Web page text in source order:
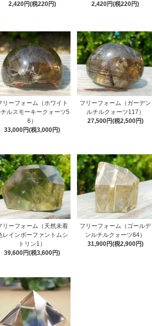
2,420円(税220円)
2,420円(税220円)
リーフォーム（ホワイト
ルスモーキークォーツ5
6）
33,000円(税3,000円)
フリーフォーム（ガーデン
ルチルクォーツ117）
27,500円(税2,500円)
リーフォーム（天然未着
レインボーファントムシ
トリン1）
39,600円(税3,600円)
フリーフォーム（ゴールデ
ンルチルクォーツ64）
31,900円(税2,900円)